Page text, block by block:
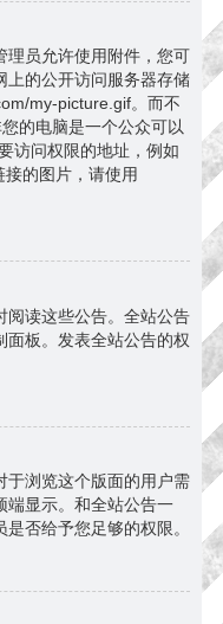
理员允许使用附件，您可
上的公开访问服务器存储
my-picture.gif。而不
的电脑是一个公众可以
访问权限的地址，例如
的图片，请使用
阅读这些公告。全站公告
面板。发表全站公告的权
于浏览这个版面的用户需
端显示。和全站公告一
否给予您足够的权限。